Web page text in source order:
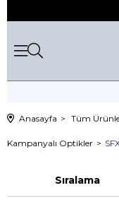
Anasayfa Tüm
Kampanyalı Optikler
Sıralama